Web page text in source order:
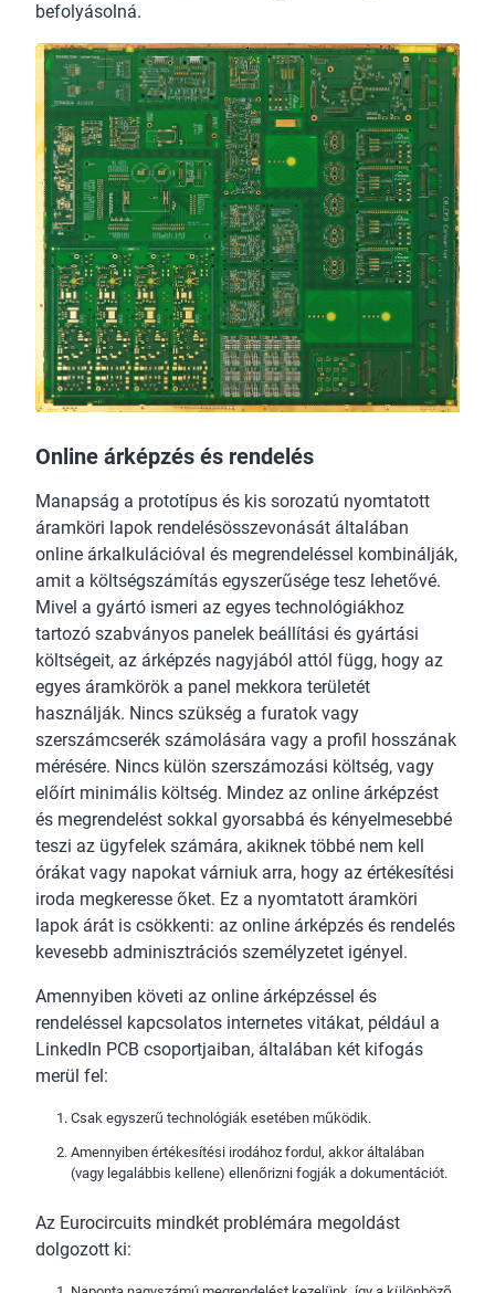
befolyásolná.
Online árképzés és rendelés
Manapság a prototípus és kis sorozatú nyomtatott
áramköri lapok rendelésösszevonását általában
online árkalkulációval és megrendeléssel kombinálják,
amit a költségszámítás egyszerűsége tesz lehetővé.
Mivel a gyártó ismeri az egyes technológiákhoz
tartozó szabványos panelek beállítási és gyártási
költségeit, az árképzés nagyjából attól függ, hogy az
egyes áramkörök a panel mekkora területét
használják. Nincs szükség a furatok vagy
szerszámcserék számolására vagy a profil hosszának
mérésére. Nincs külön szerszámozási költség, vagy
előírt minimális költség. Mindez az online árképzést
és megrendelést sokkal gyorsabbá és kényelmesebbé
teszi az ügyfelek számára, akiknek többé nem kell
órákat vagy napokat várniuk arra, hogy az értékesítési
iroda megkeresse őket. Ez a nyomtatott áramköri
lapok árát is csökkenti: az online árképzés és rendelés
kevesebb adminisztrációs személyzetet igényel.
Amennyiben követi az online árképzéssel és
rendeléssel kapcsolatos internetes vitákat, például a
LinkedIn PCB csoportjaiban, általában két kifogás
merül fel:
Csak egyszerű technológiák esetében működik.
Amennyiben értékesítési irodához fordul, akkor általában
(vagy legalábbis kellene) ellenőrizni fogják a dokumentációt.
Az Eurocircuits mindkét problémára megoldást
dolgozott ki: